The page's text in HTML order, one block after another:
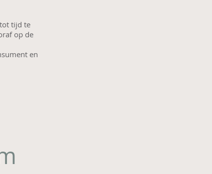
tijd te
op de
en